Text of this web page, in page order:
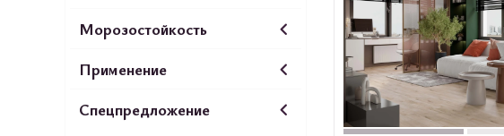
Морозостойкость
Применение
Спецпредложение